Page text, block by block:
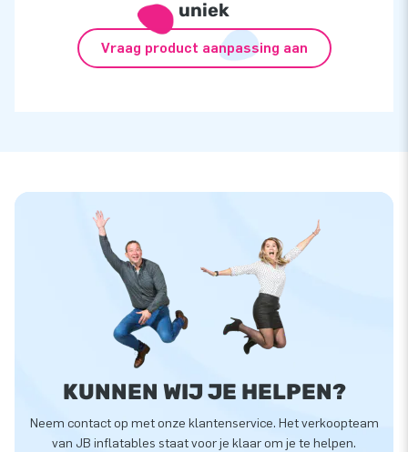
uniek
Vraag product aanpassing aan
KUNNEN WIJ JE HELPEN?
Neem contact op met onze klantenservice. Het verkoopteam
van JB inflatables staat voor je klaar om je te helpen.